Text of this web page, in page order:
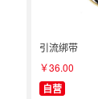
引流绑带
￥36.00
自营